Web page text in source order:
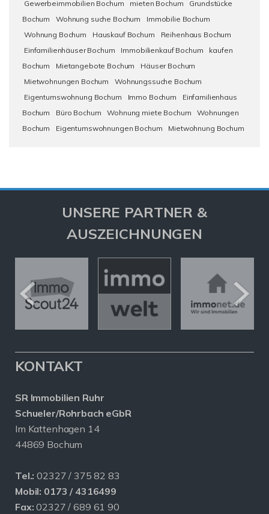
Gewerbeimmobilien Bochum
mieten Bochum
Grundstücke
Bochum
Wohnung suche Bochum
Immobilie Bochum
Wohnung Bochum
Hauskauf Bochum
Reihenhaus Bochum
Einfamilienhäuser Bochum
Immobilienkauf Bochum
kaufen
Bochum
Mietangebote Bochum
Häuser Bochum
Mietwohnungen Bochum
Wohnungssuche Bochum
Eigentumswohnung Bochum
Immo Bochum
Einfamilienhaus
Bochum
Büro Bochum Wohnung miete Bochum
Wohnungen
Bochum
Eigentumswohnungen Bochum Mietwohnung Bochum
UNSERE PARTNER &
AUSZEICHNUNGEN
KONTAKT
SR Immobilien Ruhr
Schueler/Rohrbach eGbR
Im Kattenhagen 14
44869 Bochum
Tel.: 02327 / 375 82 83
Mobil: 0173 / 4316499
Fax: 02327 / 689 61 90